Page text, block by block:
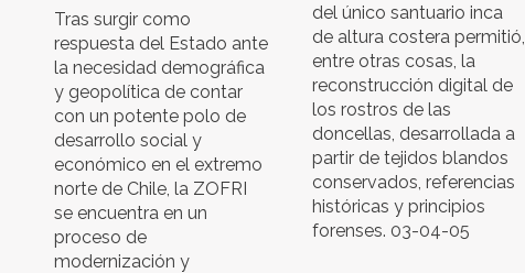
Tras surgir como
respuesta del Estado ante
la necesidad demográfica
y geopolítica de contar
con un potente polo de
desarrollo social y
económico en el extremo
norte de Chile, la ZOFRI
se encuentra en un
proceso de
modernización y
del único santuario inca
de altura costera permitió,
entre otras cosas, la
reconstrucción digital de
los rostros de las
doncellas, desarrollada a
partir de tejidos blandos
conservados, referencias
históricas y principios
forenses. 03-04-05